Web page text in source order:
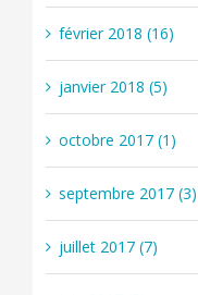
février 2018 (16)
janvier 2018 (5)
octobre 2017 (1)
septembre 2017 (3)
juillet 2017 (7)